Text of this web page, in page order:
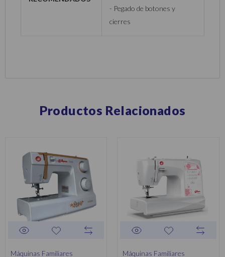
- Pegado de botones y
cierres
Productos Relacionados
Máquinas Familiares Máquinas Familiares